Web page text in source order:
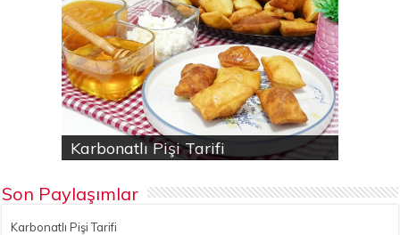
Karbonatlı Pişi Tarifi
Hodan bitkisinin faydaları
Yalancı Baklava Tarifi
Gökçesu Pilavı Tarifi
Nohutlu kereviz yemeği
Son Paylaşımlar
Karbonatlı Pişi Tarifi